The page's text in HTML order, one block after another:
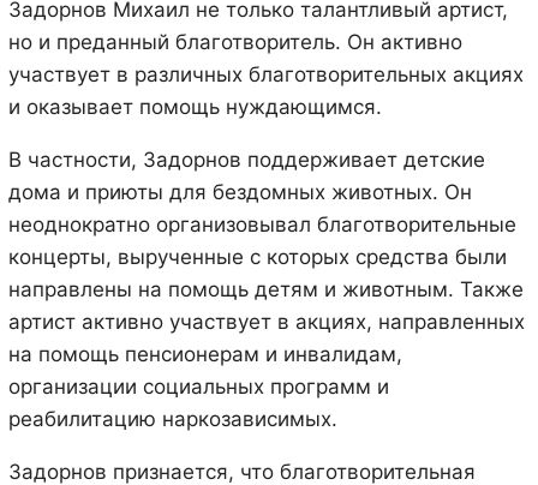
Задорнов Михаил не только талантливый артист,
но и преданный благотворитель. Он активно
участвует в различных благотворительных акциях
и оказывает помощь нуждающимся.
В частности, Задорнов поддерживает детские
дома и приюты для бездомных животных. Он
неоднократно организовывал благотворительные
концерты, вырученные с которых средства были
направлены на помощь детям и животным. Также
артист активно участвует в акциях, направленных
на помощь пенсионерам и инвалидам,
организации социальных программ и
реабилитацию наркозависимых.
Задорнов признается, что благотворительная